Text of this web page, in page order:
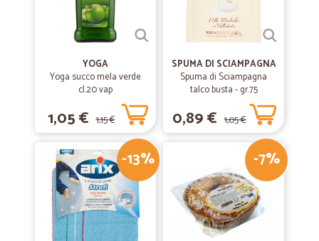
YOGA
Yoga succo mela verde
cl.20 vap
1,05 € 1,15 €
SPUMA DI SCIAMPAGNA
Spuma di Sciampagna
talco busta - gr.75
0,89 € 1,05 €
-13% -7%